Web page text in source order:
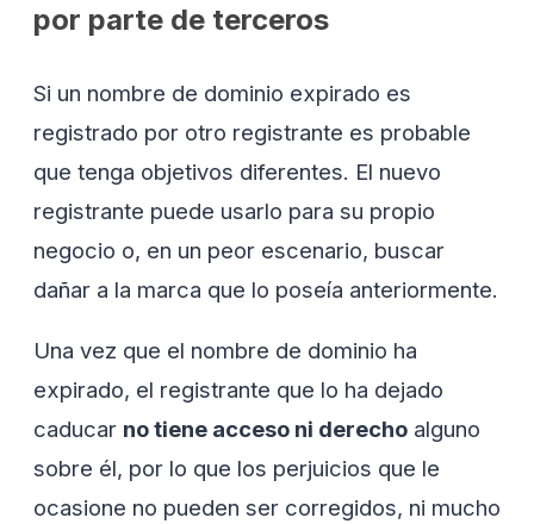
por parte de terceros
Si un nombre de dominio expirado es
registrado por otro registrante es probable
que tenga objetivos diferentes. El nuevo
registrante puede usarlo para su propio
negocio o, en un peor escenario, buscar
dañar a la marca que lo poseía anteriormente.
Una vez que el nombre de dominio ha
expirado, el registrante que lo ha dejado
caducar no tiene acceso ni derecho alguno
sobre él, por lo que los perjuicios que le
ocasione no pueden ser corregidos, ni mucho